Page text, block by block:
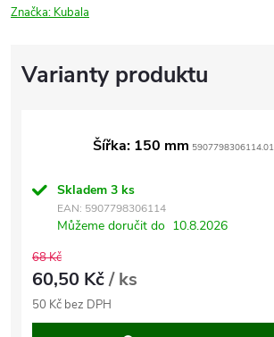
Značka: Kubala
Šířka: 150 mm 5907798306114.01
Skladem 3 ks
EAN: 5907798306114
Můžeme doručit do 10.8.2026
68 Kč
60,50 Kč/ ks
50 Kč bez DPH